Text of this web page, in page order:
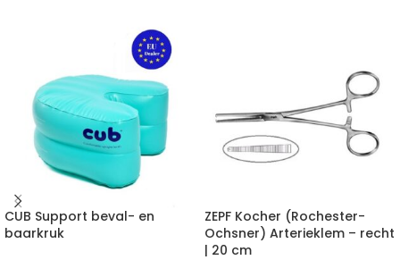
CUB Support beval- en
baarkruk
ZEPF Kocher (Rochester-
Ochsner) Arterieklem – recht
| 20 cm